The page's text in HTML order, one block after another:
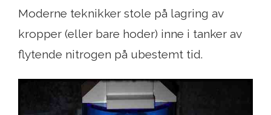
Moderne teknikker stole på lagring av
kropper (eller bare hoder) inne i tanker av
flytende nitrogen på ubestemt tid.